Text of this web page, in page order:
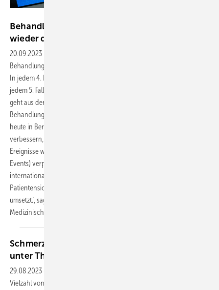
Behandlungsfehlerbegutachtung 2022: Immer
wieder die gleichen
20.09.2023
Behandlungsfehlern hat der Medizinische Dienst im Jahr 2022 erstellt.
In jedem 4. Fall wurden ein Fehler und ein Schaden festgestellt; in
jedem 5. Fall war der Fehler Ursache für den erlittenen Schaden. Das
geht aus der aktuellen Jahresstatistik zur
Behandlungsfehlerbegutachtung hervor, die der Medizinische Dienst
heute in Berlin vorgestellt hat. Um die Patientensicherheit zu
verbessern, sollten schwerwiegende, aber sicher vermeidbare
Ereignisse wie Seiten- oder Medikamentenverwechslungen (Never
Events) verpflichtend gemeldet werden. „Das ist
internationaler Standard in der Patientensicherheit. Es ist aus
Patientensicht nicht hinnehmbar, dass Deutschland das nicht
umsetzt.“, sagt Dr. Stefan Gronemeyer, Vorstandvorsitzender des
Medizinischen Dienstes
Schmerzen bei axialer Spondyloarthritis auch
unterTherapie
29.08.2023
Vielzahl von Patienten mit axialer Spondyloarthritis auch nach der